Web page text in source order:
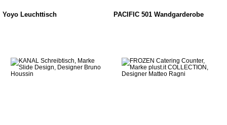
Yoyo Leuchttisch PACIFIC 501 Wandgarderobe